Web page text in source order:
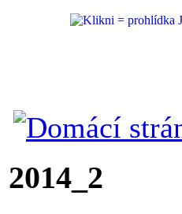
2014_2